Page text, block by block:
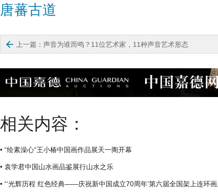
唐蕃古道
 上一篇：声音为谁而鸣？11位艺术家，11种声音艺术形态
相关内容：
• “绘素澡心“王小椿中国画作品展天一阁开幕
• 袁学君中国山水画品鉴展行山水之乐
• “‘光辉历程 红色经典——庆祝新中国成立70周年’第六届全国架上连环